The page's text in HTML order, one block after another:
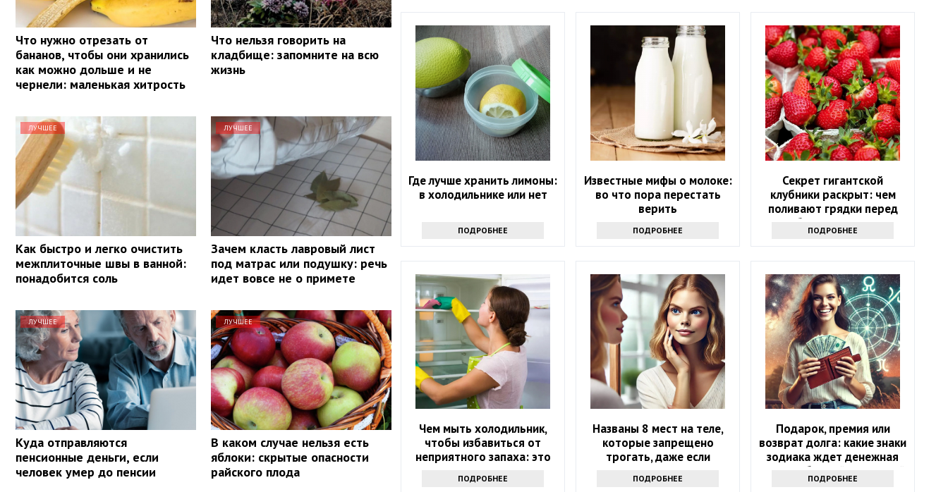
Что нужно отрезать от
бананов, чтобы они хранились
как можно дольше и не
чернели: маленькая хитрость
Что нельзя говорить на
кладбище: запомните на всю
жизнь
ЛУЧШЕЕ
Как быстро и легко очистить
межплиточные швы в ванной:
понадобится соль
ЛУЧШЕЕ
Зачем класть лавровый лист
под матрас или подушку: речь
идет вовсе не о примете
ЛУЧШЕЕ
Куда отправляются
пенсионные деньги, если
человек умер до пенсии
ЛУЧШЕЕ
В каком случае нельзя есть
яблоки: скрытые опасности
райского плода
Где лучше хранить лимоны:
в холодильнике или нет
ПОДРОБНЕЕ
Известные мифы о молоке:
во что пора перестать
верить
ПОДРОБНЕЕ
Секрет гигантской
клубники раскрыт: чем
поливают грядки перед
сбором урожая
ПОДРОБНЕЕ
Чем мыть холодильник,
чтобы избавиться от
неприятного запаха: это
ПОДРОБНЕЕ
Названы 8 мест на теле,
которые запрещено
трогать, даже если
ПОДРОБНЕЕ
Подарок, премия или
возврат долга: какие знаки
зодиака ждет денежная
удача в ближайшие 5 дней
ПОДРОБНЕЕ